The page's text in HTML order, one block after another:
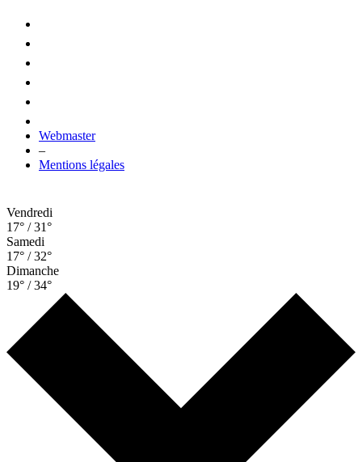
Webmaster
–
Mentions légales
Vendredi
17° / 31°
Samedi
17° / 32°
Dimanche
19° / 34°